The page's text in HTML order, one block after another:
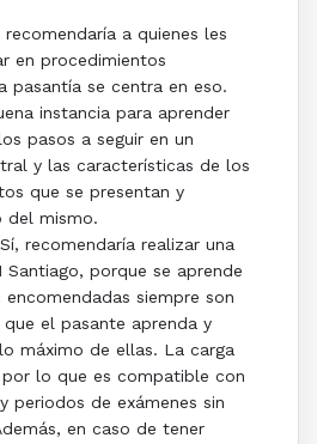
a quienes les
en procedimientos
pasantía se centra en eso.
instancia para aprender
pasos a seguir en un
y las características de los
que se presentan y
del mismo.
recomendaría realizar una
Santiago, porque se aprende
siempre son
el pasante aprenda y
máximo de ellas. La carga
por lo que es compatible con
periodos de exámenes sin
en caso de tener